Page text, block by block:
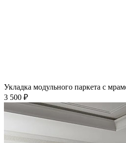
Укладка модульного паркета с
3 500 ₽